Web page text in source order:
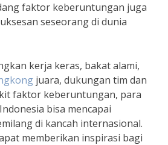
faktor keberuntungan juga
seseorang di dunia
kerja keras, bakat alami,
juara, dukungan tim dan
faktor keberuntungan, para
bisa mencapai
di kancah internasional.
memberikan inspirasi bagi